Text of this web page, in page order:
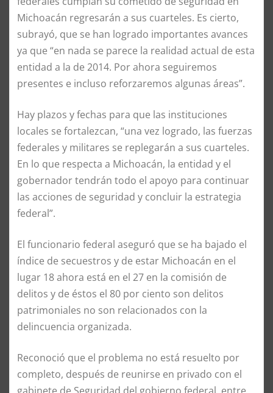
Michoacán regresarán a sus cuarteles. Es cierto,
subrayó, que se han logrado importantes avances
ya que “en nada se parece la realidad actual de esta
entidad a la de 2014. Por ahora seguiremos
presentes e incluso reforzaremos algunas áreas”.
Hay plazos y fechas para que las instituciones
locales se fortalezcan, “una vez logrado, las fuerzas
federales y militares se replegarán a sus cuarteles.
En lo que respecta a Michoacán, la entidad y el
gobernador tendrán todo el apoyo para continuar
las acciones de seguridad y concluir la estrategia
federal”.
El funcionario federal aseguró que se ha bajado el
índice de secuestros y de estar Michoacán en el
lugar 18 ahora está en el 27 en la comisión de
delitos y de éstos el 80 por ciento son delitos
patrimoniales no son relacionados con la
delincuencia organizada.
Reconoció que el problema no está resuelto por
completo, después de reunirse en privado con el